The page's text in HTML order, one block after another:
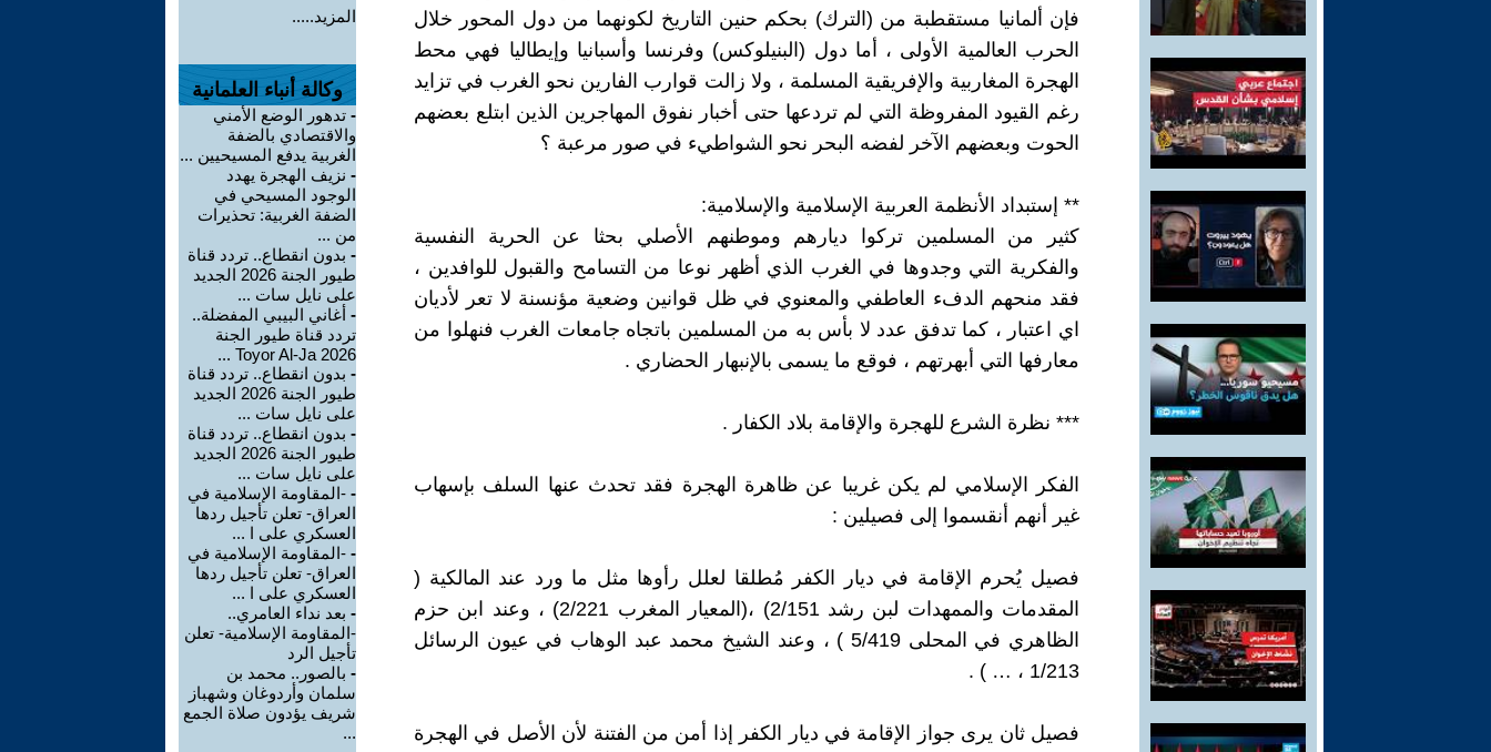
فإن ألمانيا مستقطبة من (الترك) بحكم حنين التاريخ لكونهما من دول المحور خلال
الحرب العالمية الأولى ، أما دول (البنيلوكس) وفرنسا وأسبانيا وإيطاليا فهي محط
الهجرة المغاربية والإفريقية المسلمة ، ولا زالت قوارب الفارين نحو الغرب في تزايد
رغم القيود المفروظة التي لم تردعها حتى أخبار نفوق المهاجرين الذين ابتلع بعضهم
الحوت وبعضهم الآخر لفضه البحر نحو الشواطيء في صور مرعبة ؟
** إستبداد الأنظمة العربية الإسلامية والإسلامية:
كثير من المسلمين تركوا ديارهم وموطنهم الأصلي بحثا عن الحرية النفسية
والفكرية التي وجدوها في الغرب الذي أظهر نوعا من التسامح والقبول للوافدين ،
فقد منحهم الدفء العاطفي والمعنوي في ظل قوانين وضعية مؤنسنة لا تعر لأديان
اي اعتبار ، كما تدفق عدد لا بأس به من المسلمين باتجاه جامعات الغرب فنهلوا من
معارفها التي أبهرتهم ، فوقع ما يسمى بالإنبهار الحضاري .
*** نظرة الشرع للهجرة والإقامة بلاد الكفار .
الفكر الإسلامي لم يكن غريبا عن ظاهرة الهجرة فقد تحدث عنها السلف بإسهاب
غير أنهم أنقسموا إلى فصيلين :
فصيل يُحرم الإقامة في ديار الكفر مُطلقا لعلل رأوها مثل ما ورد عند المالكية (
المقدمات والممهدات لبن رشد 2/151) ،(المعيار المغرب 2/221) ، وعند ابن حزم
الظاهري في المحلى 5/419 ) ، وعند الشيخ محمد عبد الوهاب في عيون الرسائل
1/213 ، … ) .
فصيل ثان يرى جواز الإقامة في ديار الكفر إذا أمن من الفتنة لأن الأصل في الهجرة
المزيد.....
وكالة أنباء العلمانية
- تدهور الوضع الأمني
والاقتصادي بالضفة
الغربية يدفع المسيحيين ...
- نزيف الهجرة يهدد
الوجود المسيحي في
الضفة الغربية: تحذيرات
من ...
- بدون انقطاع.. تردد قناة
طيور الجنة 2026 الجديد
على نايل سات ...
- أغاني البيبي المفضلة..
تردد قناة طيور الجنة
2026 Toyor Al-Ja ...
- بدون انقطاع.. تردد قناة
طيور الجنة 2026 الجديد
على نايل سات ...
- بدون انقطاع.. تردد قناة
طيور الجنة 2026 الجديد
على نايل سات ...
- -المقاومة الإسلامية في
العراق- تعلن تأجيل ردها
العسكري على ا ...
- -المقاومة الإسلامية في
العراق- تعلن تأجيل ردها
العسكري على ا ...
- بعد نداء العامري..
-المقاومة الإسلامية- تعلن
تأجيل الرد
- بالصور.. محمد بن
سلمان وأردوغان وشهباز
شريف يؤدون صلاة الجمع
...